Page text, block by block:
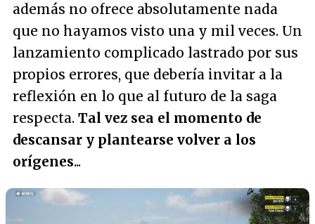
además no ofrece absolutamente nada
que no hayamos visto una y mil veces. Un
lanzamiento complicado lastrado por sus
propios errores, que debería invitar a la
reflexión en lo que al futuro de la saga
respecta. Tal vez sea el momento de
descansar y plantearse volver a los
orígenes...